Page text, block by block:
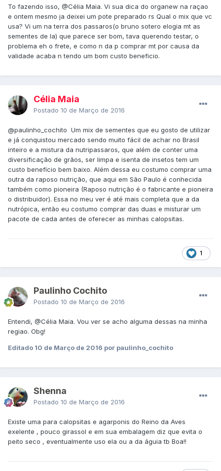
gostaram mais e dai optei por uma marca que uso até hoje.
Ofereça e observe se elas gostam, teste outras também,
dai você terá uma idéia e poderá comprar a que melhor se
adequar a elas. O organew você usa na ração, pois nas
sementes ele não adere aos grãos.
To fazendo isso, @Célia Maia. Vi sua dica do organew na raçao
e ontem mesmo ja deixei um pote preparado rs Qual o mix que vc
usa? Vi um na terra dos passaros(o bruno sotero elogia mt as
sementes de la) que parece ser bom, tava querendo testar, o
problema eh o frete, e como n da p comprar mt por causa da
validade acaba n tendo um bom custo beneficio.
Célia Maia
Postado 10 de Março de 2016
@paulinho_cochito Um mix de sementes que eu gosto de utilizar
e já conquistou mercado sendo muito fácil de achar no Brasil
inteiro e a mistura da nutripassaros, que além de conter uma
diversificação de grãos, ser limpa e isenta de insetos tem um
custo benefício bem baixo. Além dessa eu costumo comprar uma
outra da raposo nutrição, que aqui em São Paulo é conhecida
também como pioneira (Raposo nutrição é o fabricante e pioneira
o distribuidor). Essa no meu ver é até mais completa que a da
nutrópica, então eu costumo comprar das duas e misturar um
pacote de cada antes de oferecer as minhas calopsitas.
1
Paulinho Cochito
Postado 10 de Março de 2016
Entendi, @Célia Maia. Vou ver se acho alguma dessas na minha
regiao. Obg!
Editado 10 de Março de 2016 por paulinho_cochito
Shenna
Postado 10 de Março de 2016
Existe uma para calopsitas e agarponis do Reino da Aves
exelente , pouco girassol e em sua embalagem diz que evita o
peito seco , eventualmente uso ela ou a da águia tb Boa!!